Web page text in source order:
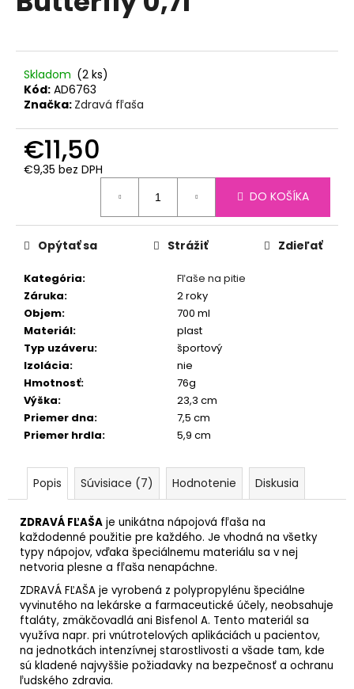
Skladom (2 ks)
Kód: AD6763
Značka: Zdravá fľaša
€11,50
€9,35 bez DPH
DO KOŠÍKA
Kategória:
Fľaše na pitie
Záruka:
2 roky
Objem:
700 ml
Materiál:
plast
Typ uzáveru:
športový
Izolácia:
nie
Hmotnosť:
76g
Výška:
23,3 cm
Priemer dna:
7,5 cm
Priemer hrdla: 5,9 cm
Opýtať sa Strážiť Zdieľať
Popis Súvisiace (7) Hodnotenie Diskusia
ZDRAVÁ FĽAŠA je unikátna nápojová fľaša na
každodenné použitie pre každého. Je vhodná na všetky
typy nápojov, vďaka špeciálnemu materiálu sa v nej
netvoria plesne a fľaša nenapáchne.
ZDRAVÁ FĽAŠA je vyrobená z polypropylénu špeciálne
vyvinutého na lekárske a farmaceutické účely, neobsahuje
ftaláty, zmäkčovadlá ani Bisfenol A. Tento materiál sa
využíva napr. pri vnútrotelových aplikáciách u pacientov,
na jednotkách intenzívnej starostlivosti a všade tam, kde
sú kladené najvyššie požiadavky na bezpečnosť a ochranu
ľudského zdravia.
e
NEREZOVÁ
TERMOSKA
ESBIT
ČIERNA
€27,90